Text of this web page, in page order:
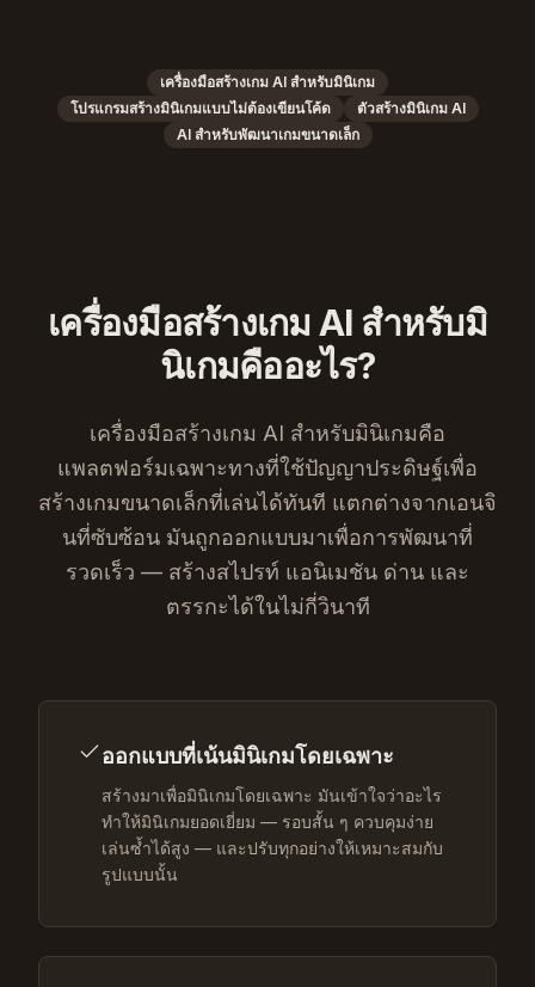
เครื่องมือสร้างเกม AI สำหรับมินิเกม
โปรแกรมสร้างมินิเกมแบบไม่ต้องเขียนโค้ด
ตัวสร้างมินิเกม AI
AI สำหรับพัฒนาเกมขนาดเล็ก
เครื่องมือสร้างเกม AI สำหรับมิ
นิเกมคืออะไร?
เครื่องมือสร้างเกม AI สำหรับมินิเกมคือ
แพลตฟอร์มเฉพาะทางที่ใช้ปัญญาประดิษฐ์เพื่อ
สร้างเกมขนาดเล็กที่เล่นได้ทันที แตกต่างจากเอนจิ
นที่ซับซ้อน มันถูกออกแบบมาเพื่อการพัฒนาที่
รวดเร็ว — สร้างสไปรท์ แอนิเมชัน ด่าน และ
ตรรกะได้ในไม่กี่วินาที
ออกแบบที่เน้นมินิเกมโดยเฉพาะ
สร้างมาเพื่อมินิเกมโดยเฉพาะ มันเข้าใจว่าอะไร
ทำให้มินิเกมยอดเยี่ยม — รอบสั้น ๆ ควบคุมง่าย
เล่นซ้ำได้สูง — และปรับทุกอย่างให้เหมาะสมกับ
รูปแบบนั้น